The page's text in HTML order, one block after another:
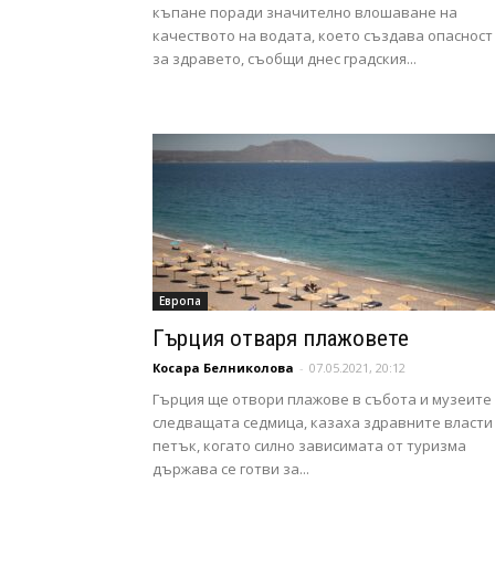
къпане поради значително влошаване на
качеството на водата, което създава опасност
за здравето, съобщи днес градския...
Европа
Гърция отваря плажовете
Косара Белниколова - 07.05.2021, 20:12
Гърция ще отвори плажове в събота и музеите
следващата седмица, казаха здравните власти
петък, когато силно зависимата от туризма
държава се готви за...